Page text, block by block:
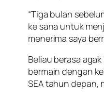
“Tiga bulan
ke sana untuk
menerima saya
Beliau berasa
bermain dengan
SEA tahun depan,